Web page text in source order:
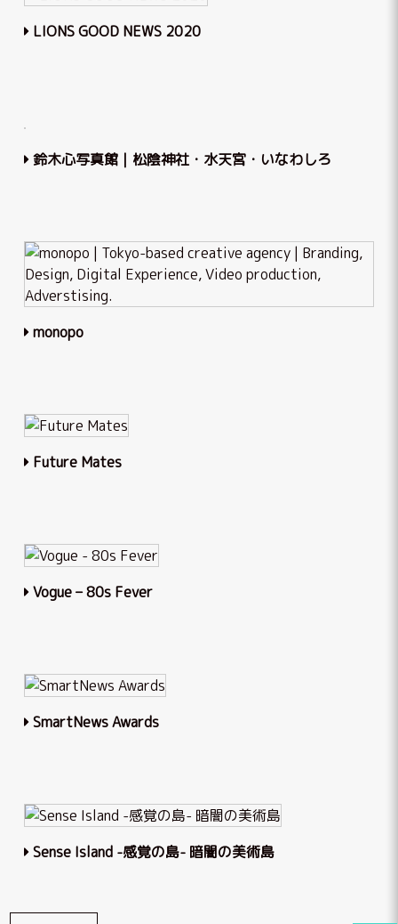
LIONS GOOD NEWS 2020
鈴木心写真館｜松陰神社・水天宮・いなわしろ
monopo
Future Mates
Vogue – 80s Fever
SmartNews Awards
Sense Island -感覚の島- 暗闇の美術島